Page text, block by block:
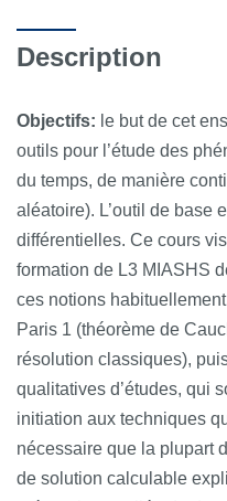
Description
Objectifs: le but de cet
outils pour l’étude des
du temps, de manière
aléatoire). L’outil de base
différentielles. Ce cours
formation de L3 MIASHS
ces notions
Paris 1 (théorème de
résolution classiques),
qualitatives d’études, qui
initiation aux techniques
nécessaire que la plupart
de solution calculable